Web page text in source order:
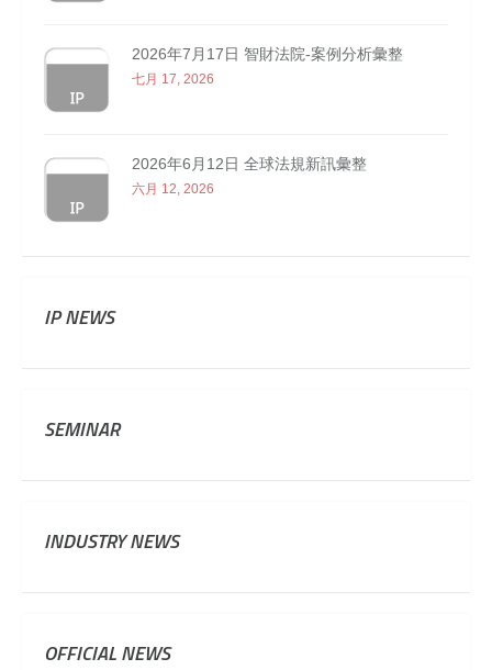
2026年7月17日 智財法院-案例分析彙整
七月 17, 2026
2026年6月12日 全球法規新訊彙整
六月 12, 2026
IP NEWS
SEMINAR
INDUSTRY NEWS
OFFICIAL NEWS